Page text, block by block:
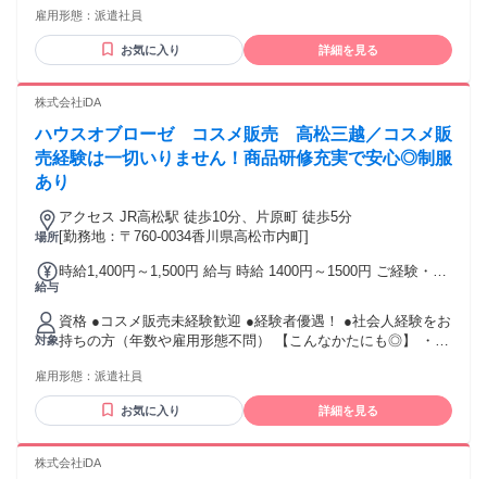
雇用形態： 派遣社員
お気に入り 詳細を見る
株式会社iDA
ハウスオブローゼ コスメ販売 高松三越／コスメ販
売経験は一切いりません！商品研修充実で安心◎制服
あり
場所
アクセス JR高松駅 徒歩10分、片原町 徒歩5分
[勤務地：〒760-0034香川県高松市内町]
給与
時給1,400円～1,500円 給与 時給 1400円～1500円 ご経験・ス
受け取れます（※上限、条件あり） 交通費：通勤交通費全額
支給
対象
資格 ●コスメ販売未経験歓迎 ●経験者優遇！ ●社会人経験をお
持ちの方（年数や雇用形態不問） 【こんなかたにも◎】 ・コ
雇用形態： 派遣社員
お気に入り 詳細を見る
株式会社iDA